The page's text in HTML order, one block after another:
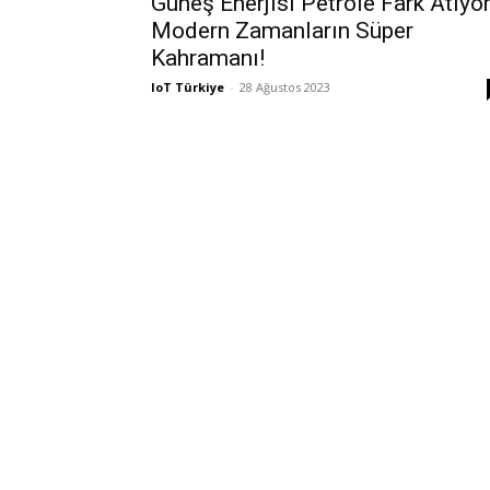
Modern Zamanların Süper
Kahramanı!
IoT Türkiye - 28 Ağustos 2023